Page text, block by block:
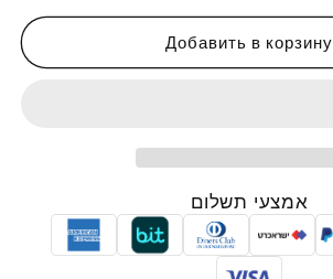
Добавить в корзину
אמצעי תשלום